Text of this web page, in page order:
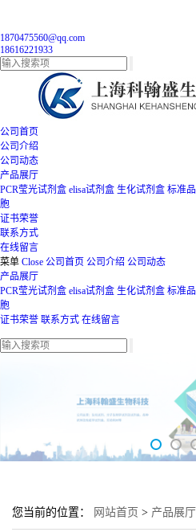
1870475560@qq.com
18616221933
公司首页
公司介绍
公司动态
产品展厅
PCR莹光试剂盒 elisa试剂盒 生化试剂盒 标准品
胞
证书荣誉
联系方式
在线留言
菜单 Close 公司首页 公司介绍 公司动态
产品展厅
PCR莹光试剂盒 elisa试剂盒 生化试剂盒 标准品
胞
证书荣誉 联系方式 在线留言
您当前的位置： 网站首页 > 产品展厅